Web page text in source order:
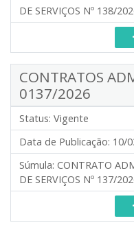
DE SERVIÇOS Nº 138/
CONTRATOS
0137/2026
Status: Vigente
Data de Publicação: 10/
Súmula: CONTRATO
DE SERVIÇOS Nº 137/